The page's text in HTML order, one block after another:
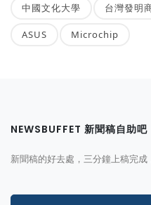
中國文化大學 台灣發明
ASUS Microchip
NEWSBUFFET 新聞稿自助吧
新聞稿的好去處，三分鐘上稿完成